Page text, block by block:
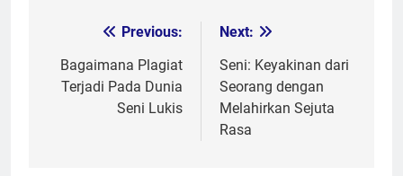
navigation
Previous:
Bagaimana Plagiat
Terjadi Pada Dunia
Seni Lukis
Next:
Seni: Keyakinan dari
Seorang dengan
Melahirkan Sejuta
Rasa